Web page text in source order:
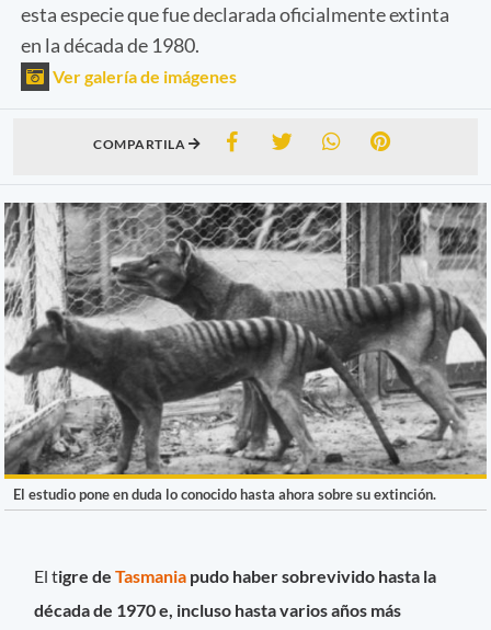
esta especie que fue declarada oficialmente extinta
en la década de 1980.
Ver galería de imágenes
COMPARTILA
El estudio pone en duda lo conocido hasta ahora sobre su extinción.
El tigre deTasmania pudo haber sobrevivido hasta la
década de 1970 e, incluso hasta varios años más